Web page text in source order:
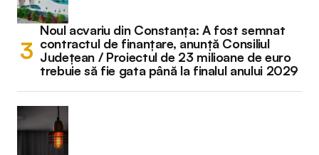
Noul acvariu din Constanța: A fost semnat
contractul de finanțare, anunță Consiliul
Județean / Proiectul de 23 milioane de euro
trebuie să fie gata până la finalul anului 2029